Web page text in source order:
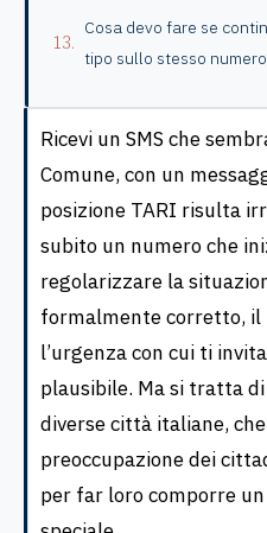
Cosa devo fare se
tipo sullo stesso
Ricevi un SMS che
Comune, con un
posizione TARI risulta
subito un numero che
regolarizzare la
formalmente corretto, il
l’urgenza con cui ti
plausibile. Ma si tratta
diverse città italiane,
preoccupazione dei
per far loro comporre